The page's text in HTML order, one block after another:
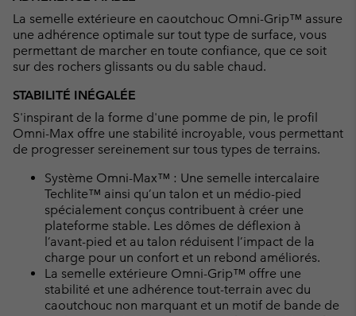
La semelle extérieure en caoutchouc Omni-Grip™ assure
une adhérence optimale sur tout type de surface, vous
permettant de marcher en toute confiance, que ce soit
sur des rochers glissants ou du sable chaud.
STABILITÉ INÉGALÉE
S'inspirant de la forme d'une pomme de pin, le profil
Omni-Max offre une stabilité incroyable, vous permettant
de progresser sereinement sur tous types de terrains.
Système Omni-Max™ : Une semelle intercalaire
Techlite™ ainsi qu’un talon et un médio-pied
spécialement conçus contribuent à créer une
plateforme stable. Les dômes de déflexion à
l’avant-pied et au talon réduisent l’impact de la
charge pour un confort et un rebond améliorés.
La semelle extérieure Omni-Grip™ offre une
stabilité et une adhérence tout-terrain avec du
caoutchouc non marquant et un motif de bande de